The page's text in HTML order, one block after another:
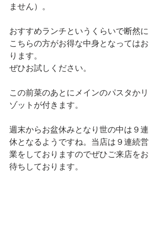
ません）。
おすすめランチというくらいで断然に
こちらの方がお得な中身となってはお
ります。
ぜひお試しください。
この前菜のあとにメインのパスタかリ
ゾットが付きます。
週末からお盆休みとなり世の中は９連
休となるようですね。当店は９連続営
業をしておりますのでぜひご来店をお
待ちしております。